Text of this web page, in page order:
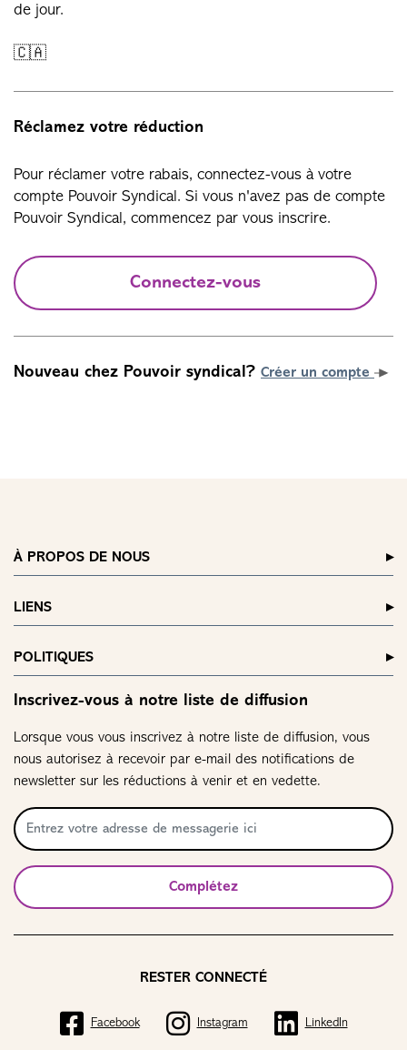
de jour.
🇨🇦
Réclamez votre réduction
Pour réclamer votre rabais, connectez-vous à votre
compte Pouvoir Syndical. Si vous n'avez pas de compte
Pouvoir Syndical, commencez par vous inscrire.
Connectez-vous
Nouveau chez Pouvoir syndical? Créer un compte
À PROPOS DE NOUS
LIENS
POLITIQUES
Inscrivez-vous à notre liste de diffusion
Lorsque vous vous inscrivez à notre liste de diffusion, vous
nous autorisez à recevoir par e-mail des notifications de
newsletter sur les réductions à venir et en vedette.
Complétez
RESTER CONNECTÉ
Facebook Instagram LinkedIn